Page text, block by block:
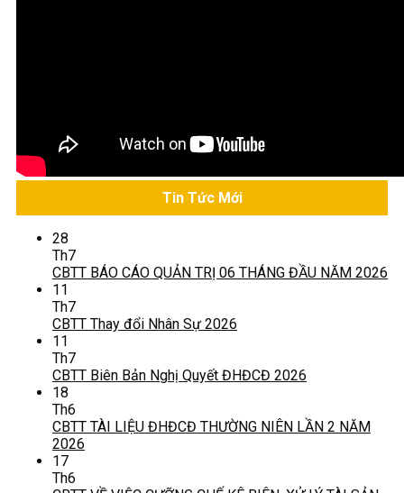
Tin Tức Mới
28
Th7
CBTT BÁO CÁO QUẢN TRỊ 06 THÁNG ĐẦU NĂM 2026
11
Th7
CBTT Thay đổi Nhân Sự 2026
11
Th7
CBTT Biên Bản Nghị Quyết ĐHĐCĐ 2026
18
Th6
CBTT TÀI LIỆU ĐHĐCĐ THƯỜNG NIÊN LẦN 2 NĂM
2026
17
Th6